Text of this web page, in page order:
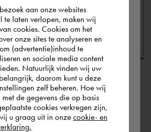
]pour appliquer ce nouveau réglage.
faisons la distinction entre Ventes,
us you are situated in Rest of
confirm in which country
shop.
world
aan onze websites
te laten verlopen, maken wij
cookies. Cookies om het
onze sites te analyseren en
(advertentie)inhoud te
en sociale media content
Natuurlijk vinden wij uw
daarom kunt u deze
zelf beheren. Hoe wij
de gegevens die op basis
cookies verkregen zijn,
u graag uit in onzecookie- en